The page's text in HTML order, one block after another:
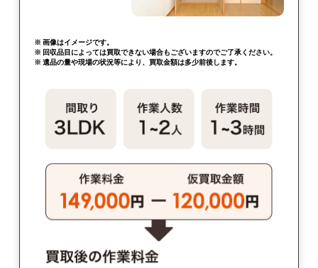
※ 画像はイメージです。
※ 回収品目によっては買取できない場合もございますのでご了承ください。
※ 遺品の量や現場の状況等により、買取金額は多少前後します。